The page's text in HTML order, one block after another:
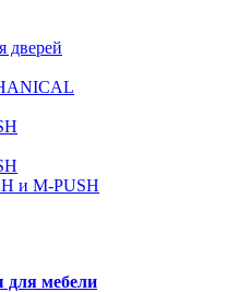
дверей
и M-PUSH
для мебели